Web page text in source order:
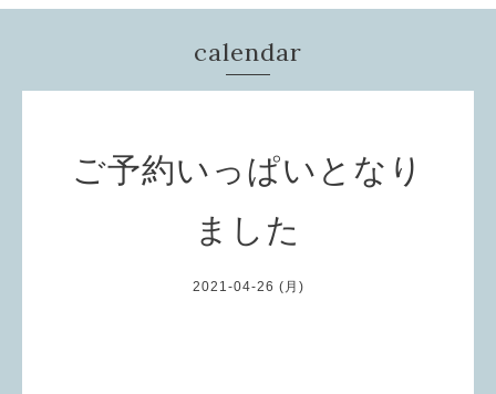
calendar
ご予約いっぱいとなり
ました
2021-04-26 (月)